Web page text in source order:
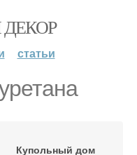
ДЕКОР
статьи
Купольный дом